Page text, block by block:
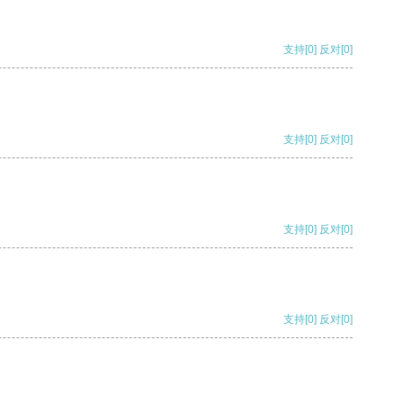
支持[0] 反对[0]
支持[0] 反对[0]
支持[0] 反对[0]
支持[0] 反对[0]